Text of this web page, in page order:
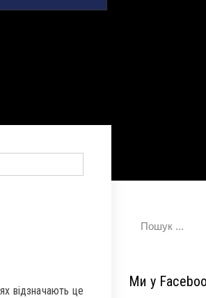
відзначають це
Ми у